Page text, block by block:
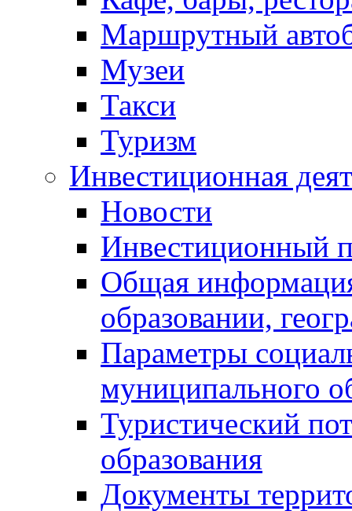
Маршрутный
Музеи
Такси
Туризм
Инвестиционная
Новости
Инвестиционный
Общая
образовании,
Параметры
муниципального
Туристический
образования
Документы